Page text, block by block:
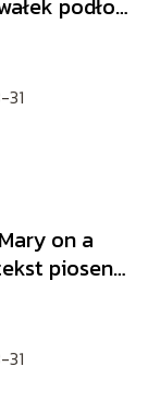
on a
piosenki